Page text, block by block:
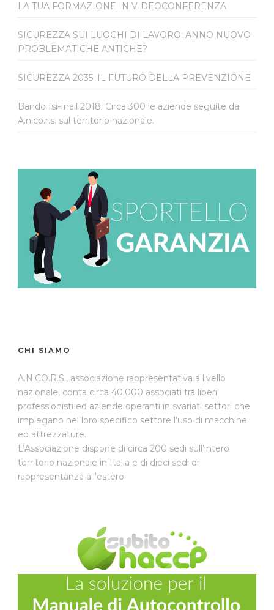
LA TUA FORMAZIONE IN VIDEOCONFERENZA
SICUREZZA SUI LUOGHI DI LAVORO: ANNO NUOVO
PROBLEMATICHE ANTICHE?
SICUREZZA 2035: IL FUTURO DELLA PREVENZIONE
Bando Isi-Inail 2018. Circa 300 le aziende seguite da
A.n.co.r.s. sul territorio nazionale.
CHI SIAMO
A.N.CO.R.S., associazione rappresentativa a livello
nazionale, conta circa 40.000 associati tra liberi
professionisti ed aziende operanti in svariati settori che
impiegano nel loro specifico settore l’uso di macchine
ed attrezzature.
L’Associazione dispone di circa 200 sedi sull’intero
territorio nazionale in Italia e di dieci sedi di
rappresentanza all’estero.